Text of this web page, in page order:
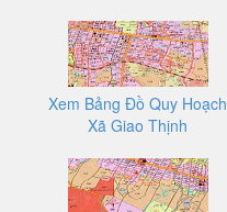
Xem Bảng Đồ Quy Hoạch
Xã Giao Thịnh